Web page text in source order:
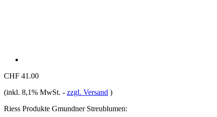
CHF 41.00
(inkl. 8,1% MwSt. - zzgl. Versand )
Riess Produkte Gmundner Streublumen: